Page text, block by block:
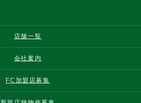
店舗一覧
会社案内
FC加盟店募集